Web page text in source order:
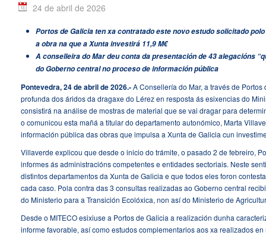
24 de abril de 2026
Portos de Galicia ten xa contratado este novo estudo solicitado
a obra na que a Xunta investirá 11,9 M€
A conselleira do Mar deu conta da presentación de 43 alegacións
do Goberno central no proceso de información pública
Pontevedra, 24 de abril de 2026.-A Consellería do Mar, a través de
profunda dos áridos da dragaxe do Lérez en resposta ás esixencias do
consistirá na análise de mostras de material que se vai dragar para
o comunicou esta mañá a titular do departamento autonómico, Marta
información pública das obras que impulsa a Xunta de Galicia cun
Villaverde explicou que desde o inicio do trámite, o pasado 2 de febreiro,
informes ás administracións competentes e entidades sectoriais. Neste
distintos departamentos da Xunta de Galicia e que todos eles foron
cada caso. Pola contra das 3 consultas realizadas ao Goberno central
do Ministerio para a Transición Ecolóxica, non así do Ministerio de
Desde o MITECO esixiuse a Portos de Galicia a realización dunha
informe favorable, así como estudos complementarios aos xa realizados